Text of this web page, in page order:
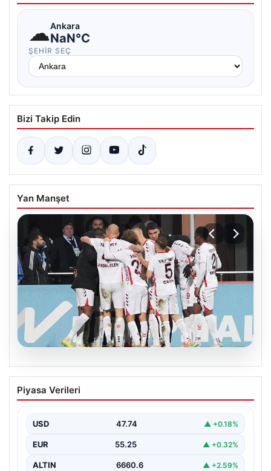
☁Ankara
NaN°C
ŞEHIR SEÇ
Bizi Takip Edin
Yan Manşet
08.08.2026
Samsunspor, Kasımpaşa’yı 2-1 mağlup
etti!
Piyasa Verileri
USD 47.74 ▲ +0.18%
EUR 55.25 ▲ +0.32%
ALTIN 6660.6 ▲ +2.59%